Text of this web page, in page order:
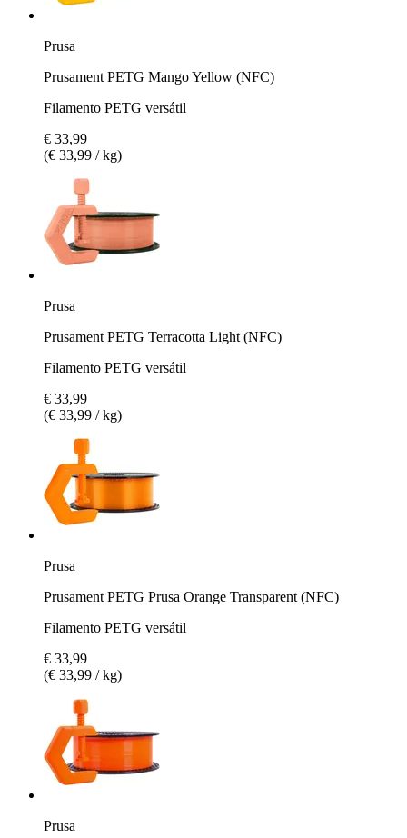
Prusa
Prusament PETG Mango Yellow (NFC)
Filamento PETG versátil
€ 33,99
(€ 33,99 / kg)
Prusa
Prusament PETG Terracotta Light (NFC)
Filamento PETG versátil
€ 33,99
(€ 33,99 / kg)
Prusa
Prusament PETG Prusa Orange Transparent (NFC)
Filamento PETG versátil
€ 33,99
(€ 33,99 / kg)
Prusa